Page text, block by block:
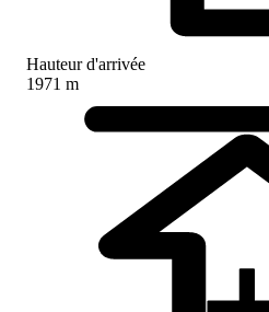
Hauteur d'arrivée
1971 m